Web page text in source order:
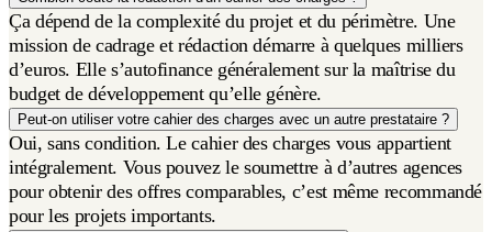
Ça dépend de la complexité du projet et du périmètre. Une
mission de cadrage et rédaction démarre à quelques milliers
d’euros. Elle s’autofinance généralement sur la maîtrise du
budget de développement qu’elle génère.
Peut-on utiliser votre cahier des charges avec un autre prestataire ?
Oui, sans condition. Le cahier des charges vous appartient
intégralement. Vous pouvez le soumettre à d’autres agences
pour obtenir des offres comparables, c’est même recommandé
pour les projets importants.